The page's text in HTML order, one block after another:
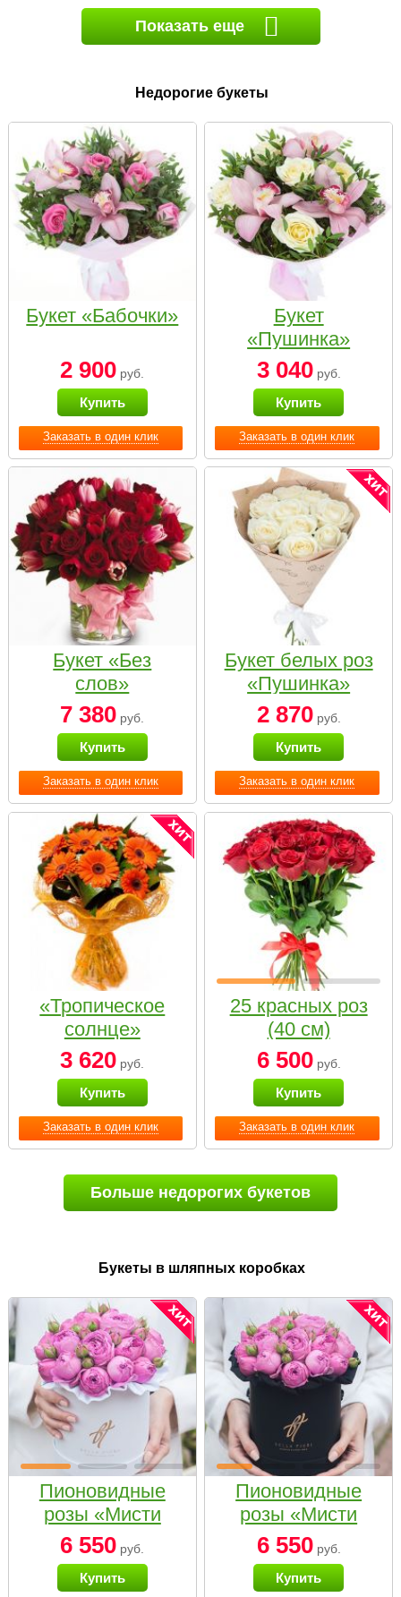
Показать еще
Недорогие букеты
Заказать в один клик
Букет «Бабочки»
2 900 руб.
Купить
Заказать в один клик
Букет
«Пушинка»
3 040руб.
Купить
Заказать в один клик
Букет «Без
слов»
7 380 руб.
Купить
Заказать в один клик
Букет белых роз
«Пушинка»
2 870руб.
Купить
Заказать в один клик
«Тропическое
солнце»
3 620 руб.
Купить
Заказать в один клик
25 красных роз
(40 см)
6 500руб.
Купить
Больше недорогих букетов
Букеты в шляпных коробках
Пионовидные
розы «Мисти
бабблс» в белой
коробке Small
6 550 руб.
Купить
Пионовидные
розы «Мисти
бабблс» в
черной коробке
Small
6 550руб.
Купить